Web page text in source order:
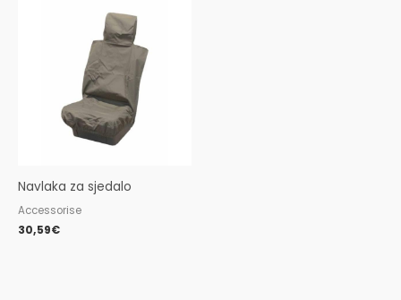
Navlaka za sjedalo
Accessorise
30,59€